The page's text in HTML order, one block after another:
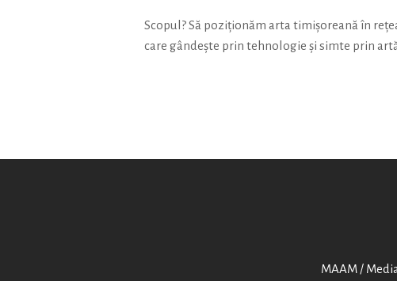
Scopul? Să poziționăm arta timișoreană în
care gândește prin tehnologie și simte prin
MAAM /